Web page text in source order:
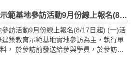
-達谷蘭溫泉11月至2月週日-週五(費用包
四人房型.七餐-含簡易行動糧.門票.專業
車票請自理)
，裝訂成冊並製作光碟，一式三份，
參選建築物基本資料表。 (二) 建築
築物證明文件影本。 (三) 公寓大廈管
公寓大廈管理委員會或管理負責人為申
登記謄本影本；非以建築物所有權人
築規劃設計構想說明，最多二十頁，
計等相關從業人員；維護管理員；其他
為止。 報名費用、名額及方式：
名費用免費，名額共200人。＊名額有
方式：採網路報名制。各場次分別
依報名收件順序，額滿為止
基地參訪活動9月份線上報名(8/17日起)
訪活動9月份線上報名(8/17日起) (一)活
築教育示範基地實地參訪為主，執行單
， 於參訪前發送給參與學員，於參訪前
立基礎概念， 後續則進行1小時45分的
時間表： 第1場109/9/10（星期四）